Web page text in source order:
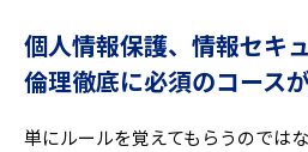
個人情報保護、情報セキ
倫理徹底に必須のコース
単にルールを覚えてもらうのでは